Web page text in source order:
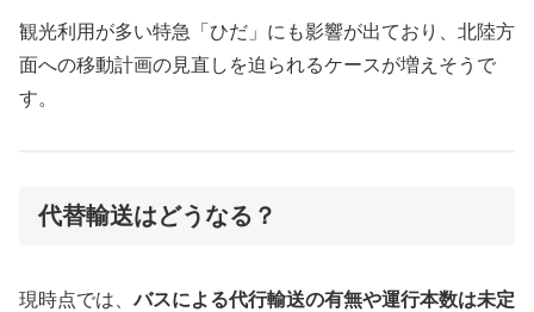
観光利用が多い特急「ひだ」にも影響が出ており、北陸方
面への移動計画の見直しを迫られるケースが増えそうで
す。
代替輸送はどうなる？
現時点では、バスによる代行輸送の有無や運行本数は未定